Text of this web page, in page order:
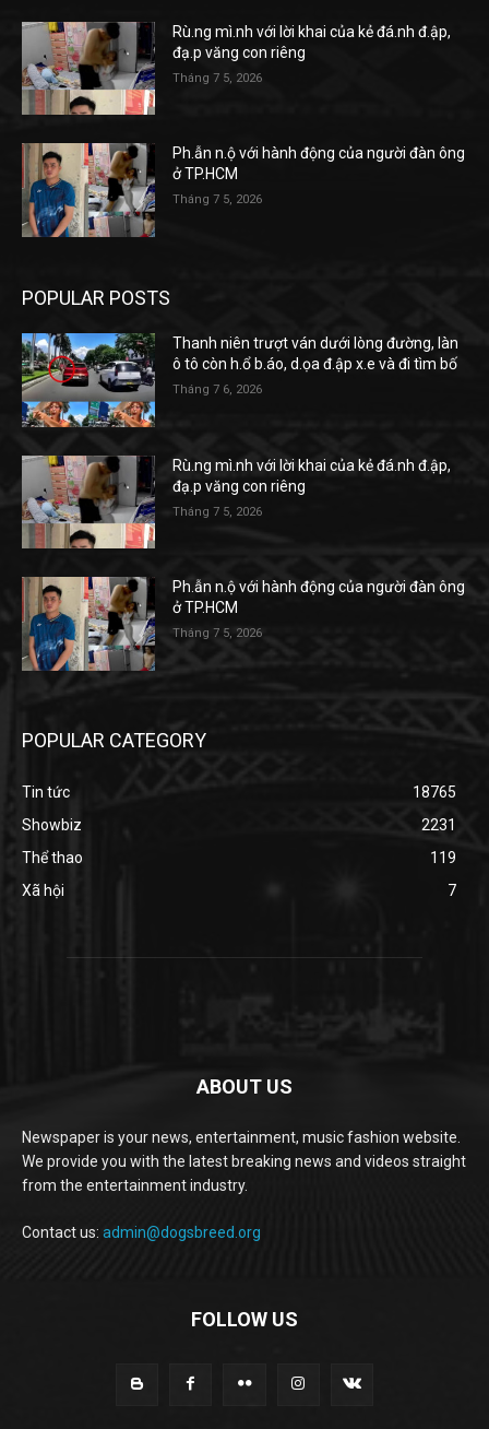
Rù.ng mì.nh với lời khai của kẻ đá.nh đ.ập,
đạ.p văng con riêng
Tháng 7 5, 2026
Ph.ẫn n.ộ với hành động của người đàn ông
ở TP.HCM
Tháng 7 5, 2026
POPULAR POSTS
Thanh niên trượt ván dưới lòng đường, làn
ô tô còn h.ổ b.áo, d.ọa đ.ập x.e và đi tìm bố
Tháng 7 6, 2026
Rù.ng mì.nh với lời khai của kẻ đá.nh đ.ập,
đạ.p văng con riêng
Tháng 7 5, 2026
Ph.ẫn n.ộ với hành động của người đàn ông
ở TP.HCM
Tháng 7 5, 2026
POPULAR CATEGORY
Tin tức
18765
Showbiz
2231
Thể thao
119
Xã hội
7
ABOUT US
Newspaper is your news, entertainment, music fashion website.
We provide you with the latest breaking news and videos straight
from the entertainment industry.
Contact us: admin@dogsbreed.org
FOLLOW US